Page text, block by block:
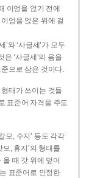
이엉을 얹기 전에
엉을 얹은 위에 걸
와 ‘사글세’가 모두
은 ‘사글세’의 음을
준으로 삼은 것이다.
태가 쓰이는 것들
표준어 자격을 주도
모, 수지’ 등도 각각
, 휴지’의 형태를
올 때 갓 위에 덮어
표준어로 인정한